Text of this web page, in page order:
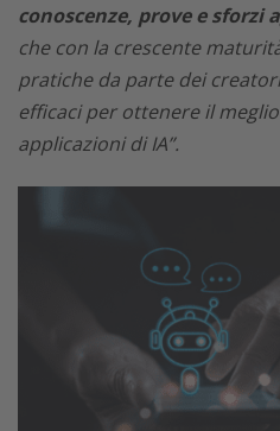
conoscenze, prove e sforzi
che con la crescente
pratiche da parte dei
efficaci per ottenere il
applicazioni di IA”.